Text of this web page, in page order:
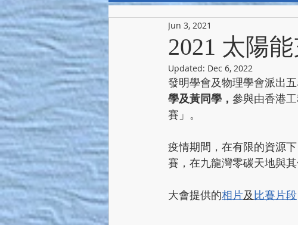
2021 太陽
Jun 3, 2021
Updated: Dec 6, 2022
發明學會及物理學會派出
學及黃同學， 參與由香港
賽」。
疫情期間，在有限的資源
賽，在九龍灣零碳天地與
大會提供的相片及比賽片段